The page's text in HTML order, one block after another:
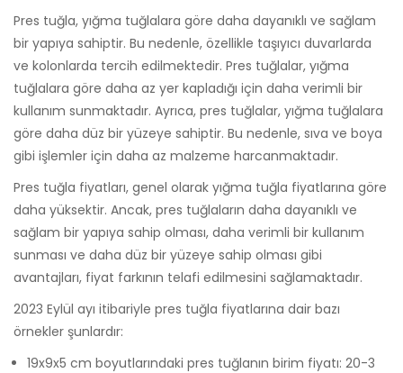
Pres tuğla, yığma tuğlalara göre daha dayanıklı ve sağlam
bir yapıya sahiptir. Bu nedenle, özellikle taşıyıcı duvarlarda
ve kolonlarda tercih edilmektedir. Pres tuğlalar, yığma
tuğlalara göre daha az yer kapladığı için daha verimli bir
kullanım sunmaktadır. Ayrıca, pres tuğlalar, yığma tuğlalara
göre daha düz bir yüzeye sahiptir. Bu nedenle, sıva ve boya
gibi işlemler için daha az malzeme harcanmaktadır.
Pres tuğla fiyatları, genel olarak yığma tuğla fiyatlarına göre
daha yüksektir. Ancak, pres tuğlaların daha dayanıklı ve
sağlam bir yapıya sahip olması, daha verimli bir kullanım
sunması ve daha düz bir yüzeye sahip olması gibi
avantajları, fiyat farkının telafi edilmesini sağlamaktadır.
2023 Eylül ayı itibariyle pres tuğla fiyatlarına dair bazı
örnekler şunlardır:
19x9x5 cm boyutlarındaki pres tuğlanın birim fiyatı: 20-3